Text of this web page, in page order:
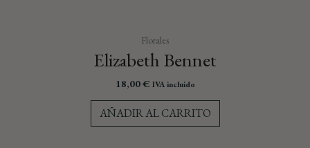
Florales
Elizabeth Bennet
18,00€ IVA incluido
AÑADIR AL CARRITO